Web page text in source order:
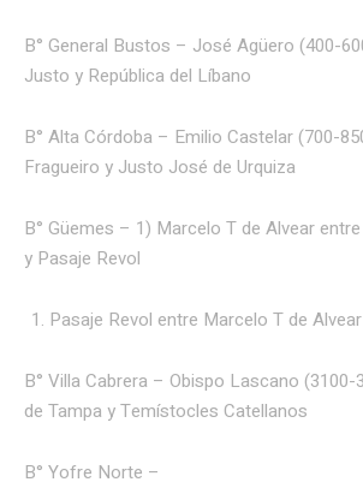
B° General Bustos – José Agüero (400-
Justo y República del Líbano
B° Alta Córdoba – Emilio Castelar (700-
Fragueiro y Justo José de Urquiza
B° Güemes – 1) Marcelo T de Alvear
y Pasaje Revol
Pasaje Revol entre Marcelo T de
B° Villa Cabrera – Obispo Lascano (3100-
de Tampa y Temístocles Catellanos
B° Yofre Norte –